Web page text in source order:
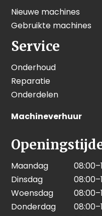
Nieuwe machines
Gebruikte machines
Service
Onderhoud
Reparatie
Onderdelen
Machineverhuur
Maandag
Dinsdag
Woensdag
Donderdag